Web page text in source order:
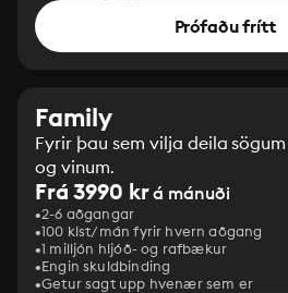
Prófaðu frítt
Family
Fyrir þau sem vilja deila
og vinum.
Frá 3990 krá mánuði
2-6 aðgangar
100 klst/mán fyrir hvern aðgang
1 milljón hljóð- og rafbækur
‎Engin skuldbinding
Getur sagt upp hvenær sem er